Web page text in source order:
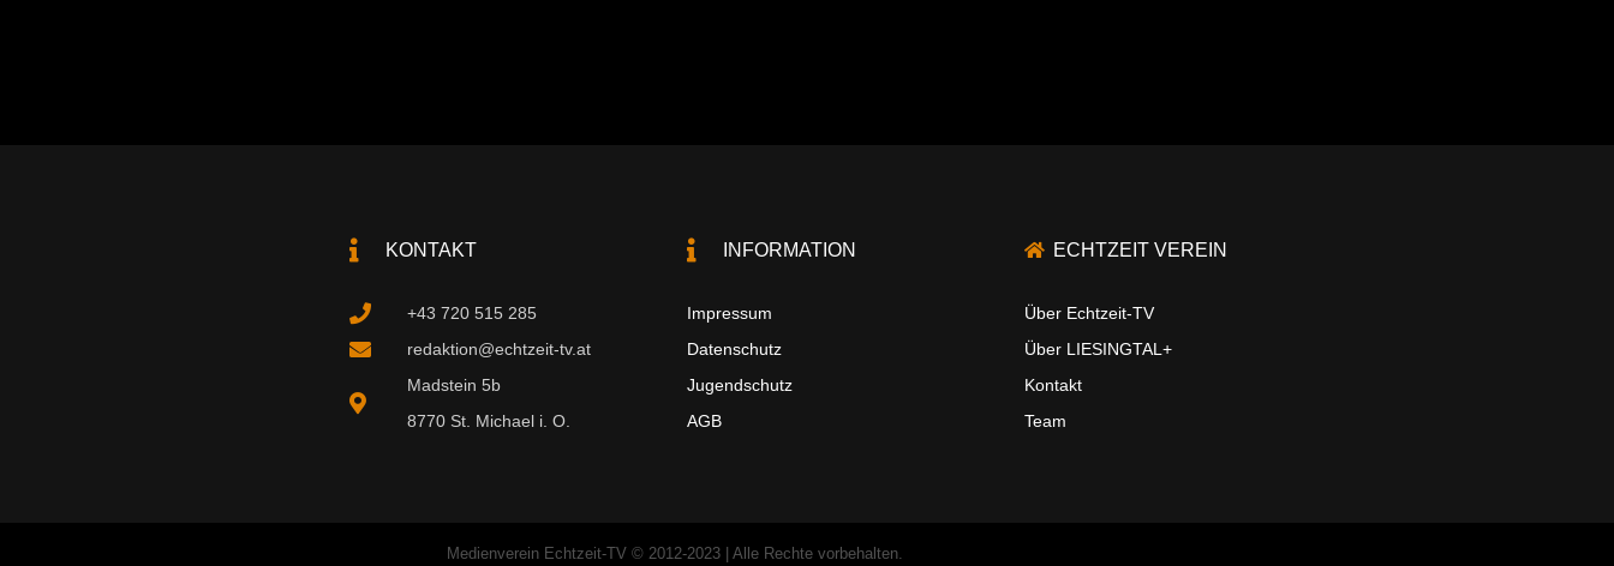
KONTAKT
+43 720 515 285
redaktion@echtzeit-tv.at
Madstein 5b
8770 St. Michael i. O.
INFORMATION
Impressum
Datenschutz
Jugendschutz
AGB
ECHTZEIT VEREIN
Über Echtzeit-TV
Über LIESINGTAL+
Kontakt
Team
Medienverein Echtzeit-TV © 2012-2023 | Alle Rechte vorbehalten.